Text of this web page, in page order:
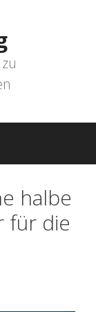
halbe
für die